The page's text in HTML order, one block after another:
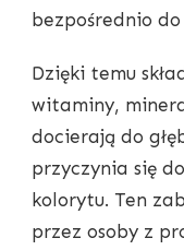
bezpośrednio do
Dzięki temu
witaminy,
docierają do
przyczynia się
kolorytu. Ten
przez osoby z